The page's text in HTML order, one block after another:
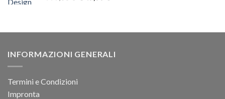
INFORMAZIONI GENERALI
Termini e Condizioni
Impronta